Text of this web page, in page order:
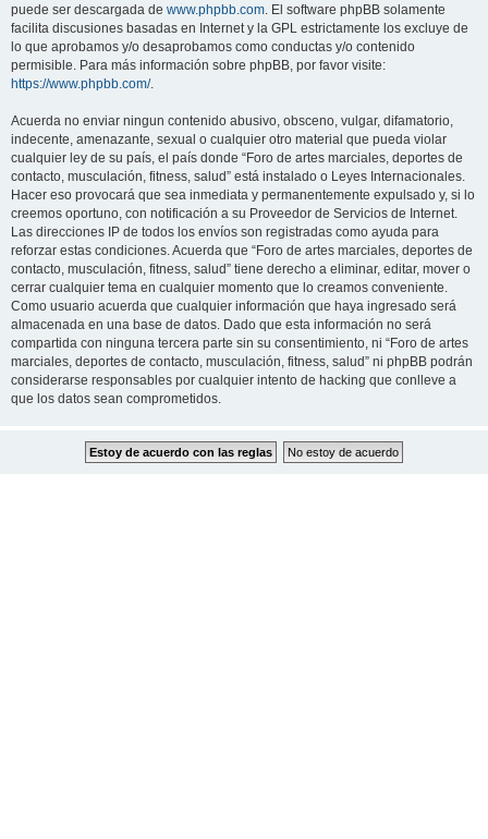
puede ser descargada de www.phpbb.com. El software phpBB solamente
facilita discusiones basadas en Internet y la GPL estrictamente los excluye de
lo que aprobamos y/o desaprobamos como conductas y/o contenido
permisible. Para más información sobre phpBB, por favor visite:
https://www.phpbb.com/.
Acuerda no enviar ningun contenido abusivo, obsceno, vulgar, difamatorio,
indecente, amenazante, sexual o cualquier otro material que pueda violar
cualquier ley de su país, el país donde “Foro de artes marciales, deportes de
contacto, musculación, fitness, salud” está instalado o Leyes Internacionales.
Hacer eso provocará que sea inmediata y permanentemente expulsado y, si lo
creemos oportuno, con notificación a su Proveedor de Servicios de Internet.
Las direcciones IP de todos los envíos son registradas como ayuda para
reforzar estas condiciones. Acuerda que “Foro de artes marciales, deportes de
contacto, musculación, fitness, salud” tiene derecho a eliminar, editar, mover o
cerrar cualquier tema en cualquier momento que lo creamos conveniente.
Como usuario acuerda que cualquier información que haya ingresado será
almacenada en una base de datos. Dado que esta información no será
compartida con ninguna tercera parte sin su consentimiento, ni “Foro de artes
marciales, deportes de contacto, musculación, fitness, salud” ni phpBB podrán
considerarse responsables por cualquier intento de hacking que conlleve a
que los datos sean comprometidos.